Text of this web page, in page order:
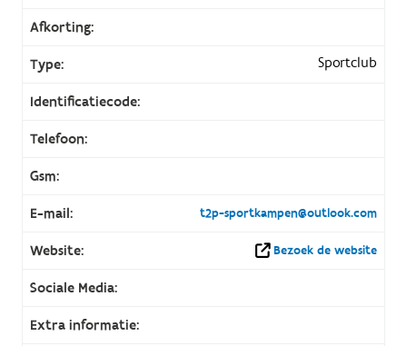
Afkorting:
Type: Sportclub
Identificatiecode:
Telefoon:
Gsm:
E-mail: t2p-sportkampen@outlook.com
Website: Bezoek de website
Sociale Media:
Extra informatie: